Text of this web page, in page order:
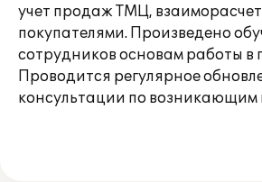
учет продаж ТМЦ,
покупателями. Произведено
сотрудников основам работы в
Проводится регулярное
консультации по возникающим